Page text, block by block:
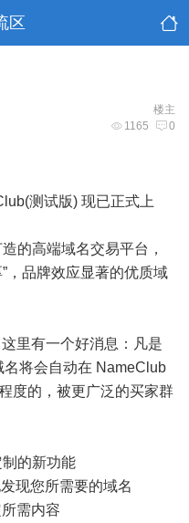
区
楼主
1165 0
测试版) 现已正式上
的高端域名交易平台，
，品牌效应显著的优质域
里有一个好消息：凡是
将会自动在 NameClub
度的，被更广泛的买家群
的新功能
现您所需要的域名
需内容